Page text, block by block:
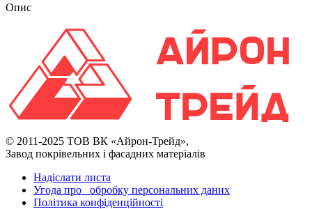
Опис
© 2011-2025 ТОВ ВК «Айрон-Трейд»,
Завод покрівельних і фасадних матеріалів
Надіслати листа
Угода про обробку персональних даних
Політика конфіденційності